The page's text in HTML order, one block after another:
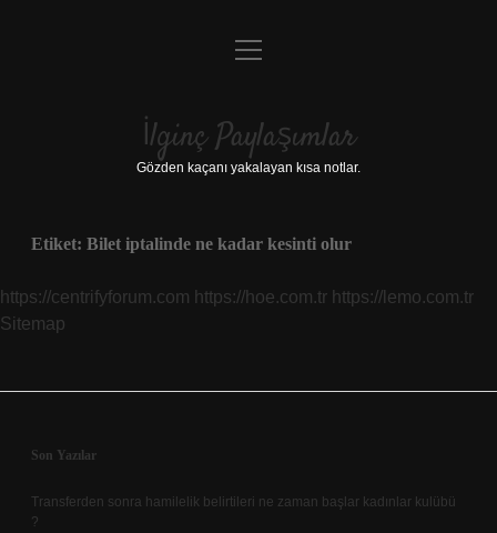
Anasayfa
Yasal Uyarı
menüyü
İlginç Paylaşımlar
Gözden kaçanı yakalayan kısa notlar.
Etiket: Bilet iptalinde ne kadar kesinti olur
https://centrifyforum.com https://hoe.com.tr https://lemo.com.tr
Sitemap
Sidebar
Son Yazılar
Transferden sonra hamilelik belirtileri ne zaman başlar kadınlar kulübü
?